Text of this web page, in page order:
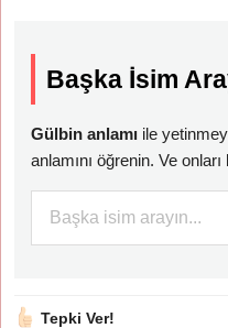
Başka İsim
Gülbin anlamı ile
anlamını öğrenin. Ve
Tepki Ver!